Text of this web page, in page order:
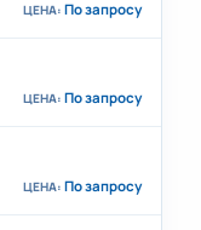
По запросу
По запросу
По запросу